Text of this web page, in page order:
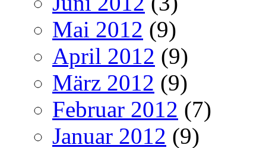
Mai 2012 (9)
April 2012 (9)
März 2012 (9)
Februar 2012 (7)
Januar 2012 (9)